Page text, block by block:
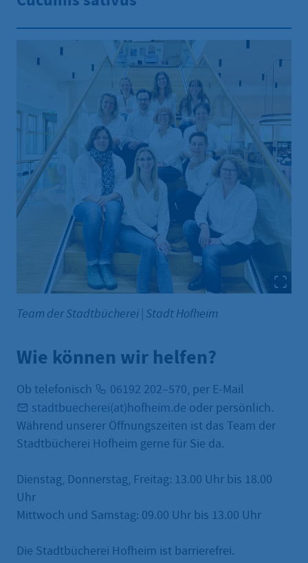
Team der Stadtbücherei Stadt Hofheim
Wie können wir helfen?
Ob telefonisch 06192 202–570, per E-Mail
stadtbuecherei(at)hofheim.de oder persönlich.
Während unserer Öffnungszeiten ist das Team der
Stadtbücherei Hofheim gerne für Sie da.
Dienstag, Donnerstag, Freitag: 13.00 Uhr bis 18.00
Uhr
Mittwoch und Samstag: 09.00 Uhr bis 13.00 Uhr
Die Stadtbücherei Hofheim ist barrierefrei.